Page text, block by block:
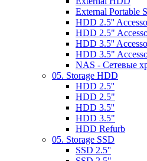
External Portable
HDD 2.5''
HDD 2.5"
HDD 3.5''
HDD 3.5"
NAS - Сетевые
05. Storage HDD
HDD 2.5''
HDD 2.5"
HDD 3.5''
HDD 3.5"
HDD Refurb
05. Storage SSD
SSD 2.5''